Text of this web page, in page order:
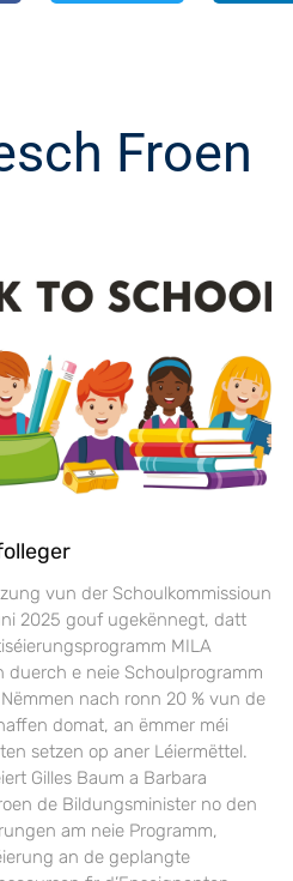
Froen
vun der Schoulkommissioun
2025 gouf ugekënnegt, datt
MILA
duerch e neie Schoulprogramm
nach ronn 20 % vun de
domat, an ëmmer méi
setzen op aner Léiermëttel.
Gilles Baum a Barbara
de Bildungsminister no den
am neie Programm,
an de geplangte